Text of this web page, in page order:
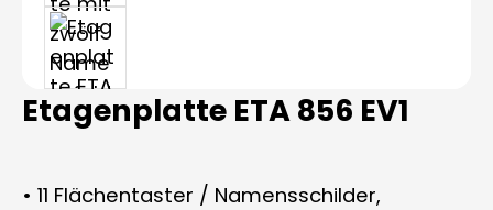
Etagenplatte ETA 856 EV1
• 11 Flächentaster / Namensschilder,